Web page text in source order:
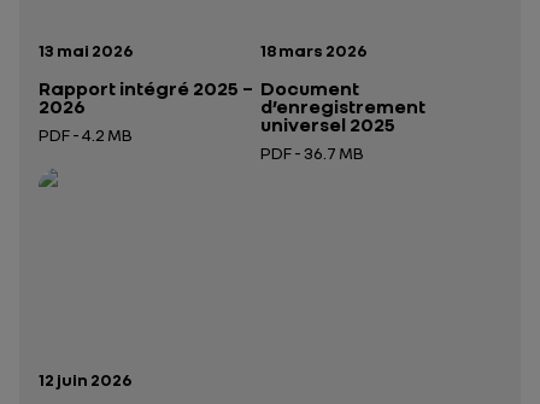
Date de publication:
13 mai 2026
Rapport intégré 2025 –
2026
PDF - 4.2 MB
Ouverture dans un nouvel onglet
Date de publication:
18 mars 2026
Document
d’enregistrement
universel 2025
PDF - 36.7 MB
Date de publication:
12 juin 2026